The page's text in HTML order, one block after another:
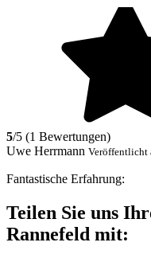
5/5 (1 Bewertungen)
Uwe Herrmann Veröffentlicht
Fantastische Erfahrung:
Teilen Sie uns
Rannefeld mit: